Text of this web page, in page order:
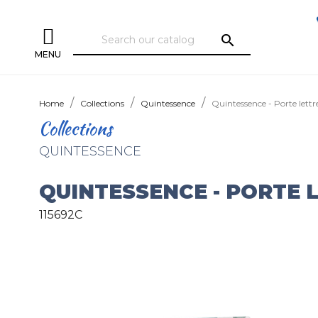
MENU
search
Home Collections Quintessence Quintessence - Porte
Collections
QUINTESSENCE
QUINTESSENCE - PORTE
115692C